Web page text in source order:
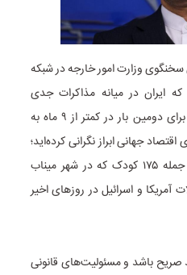
سخنگوی‌ وزارت امور خارجه در شبکه
ایران در میانه مذاکرات جدی
دیپلماتیک بود، آمریکا و اسرائیل برای دومین بار در کمتر از ۹ ماه به
جهانی ابراز نگرانی کرده‌اید؛
اما درباره غیرنظامیان بی‌گناه، از جمله ۱۷۵ کودک که در شهر میناب
آمریکا و اسرائیل در روزهای اخیر
صریح باشد و مسئولیت‌های قانونی